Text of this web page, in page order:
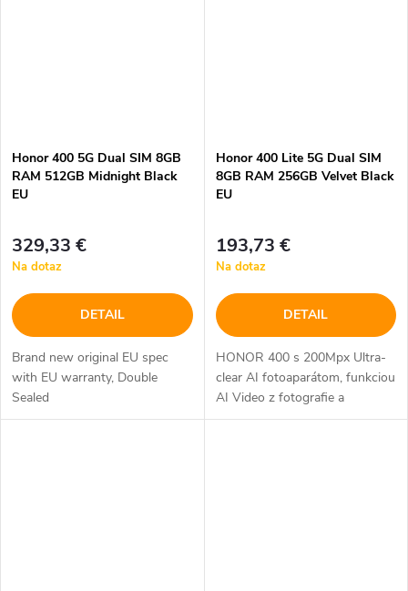
Honor 400 5G Dual SIM 8GB
RAM 512GB Midnight Black
EU
329,33 €
Na dotaz
DETAIL
Brand new original EU spec
with EU warranty, Double
Sealed
Honor 400 Lite 5G Dual SIM
8GB RAM 256GB Velvet Black
EU
193,73 €
Na dotaz
DETAIL
HONOR 400 s 200Mpx Ultra-
clear AI fotoaparátom, funkciou
AI Video z fotografie a
5300mAh uhlíkovo-kremíkovou